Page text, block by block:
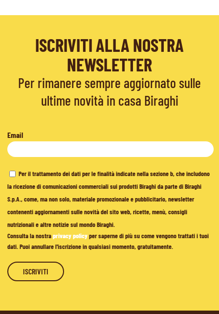
ISCRIVITI ALLA NOSTRA
NEWSLETTER
Per rimanere sempre aggiornato sulle
ultime novità in casa Biraghi
Email
Per il trattamento dei dati per le finalità indicate nella sezione b, che includono
la ricezione di comunicazioni commerciali sui prodotti Biraghi da parte di Biraghi
S.p.A., come, ma non solo, materiale promozionale e pubblicitario, newsletter
contenenti aggiornamenti sulle novità del sito web, ricette, menù, consigli
nutrizionali e altre notizie sul mondo Biraghi.
Consulta la nostraprivacy policyper saperne di più su come vengono trattati i tuoi
dati. Puoi annullare l'iscrizione in qualsiasi momento, gratuitamente.